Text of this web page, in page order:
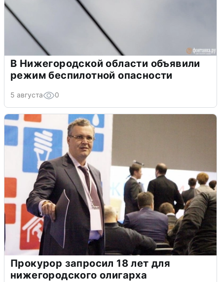
В Нижегородской области объявили
режим беспилотной опасности
5 августа 0
Прокурор запросил 18 лет для
нижегородского олигарха